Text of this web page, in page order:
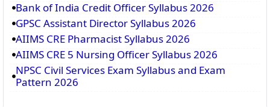
Bank of India Credit Officer Syllabus 2026
GPSC Assistant Director Syllabus 2026
AIIMS CRE Pharmacist Syllabus 2026
AIIMS CRE 5 Nursing Officer Syllabus 2026
NPSC Civil Services Exam Syllabus and Exam
Pattern 2026